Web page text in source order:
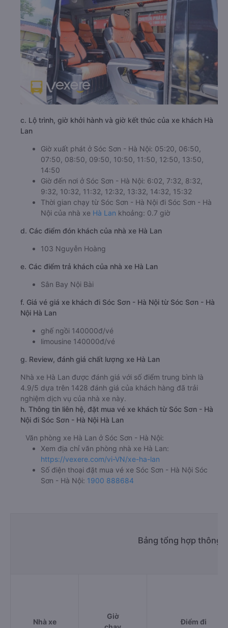
c. Lộ trình, giờ khởi hành và giờ kết thúc của xe khách Hà
Lan
Giờ xuất phát ở Sóc Sơn - Hà Nội: 05:20, 06:50,
07:50, 08:50, 09:50, 10:50, 11:50, 12:50, 13:50,
14:50
Giờ đến nơi ở Sóc Sơn - Hà Nội: 6:02, 7:32, 8:32,
9:32, 10:32, 11:32, 12:32, 13:32, 14:32, 15:32
Thời gian chạy từ Sóc Sơn - Hà Nội đi Sóc Sơn - Hà
Nội của nhà xe Hà Lan khoảng: 0.7 giờ
d. Các điểm đón khách của nhà xe Hà Lan
103 Nguyễn Hoàng
e. Các điểm trả khách của nhà xe Hà Lan
Sân Bay Nội Bài
f. Giá vé giá xe khách đi Sóc Sơn - Hà Nội từ Sóc Sơn - Hà
Nội Hà Lan
ghế ngồi 140000đ/vé
limousine 140000đ/vé
g. Review, đánh giá chất lượng xe Hà Lan
Nhà xe Hà Lan được đánh giá với số điểm trung bình là
4.9/5 dựa trên 1428 đánh giá của khách hàng đã trải
nghiệm dịch vụ của nhà xe này.
h. Thông tin liên hệ, đặt mua vé xe khách từ Sóc Sơn - Hà
Nội đi Sóc Sơn - Hà Nội Hà Lan
Văn phòng xe Hà Lan ở Sóc Sơn - Hà Nội:
Xem địa chỉ văn phòng nhà xe Hà Lan:
https://vexere.com/vi-VN/xe-ha-lan
Số điện thoại đặt mua vé xe Sóc Sơn - Hà Nội Sóc
Sơn - Hà Nội: 1900 888684
Bảng tổng hợp thông
Nhà xe
Giờ
Điểm đi